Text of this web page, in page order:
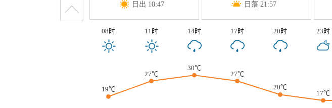
日出 10:47 日落 21:57
08时 11时 14时 17时 20时 23时
19℃
27℃
30℃
27℃
20℃
17℃